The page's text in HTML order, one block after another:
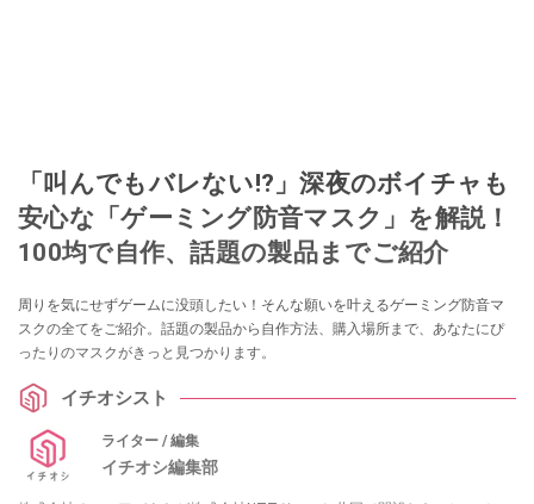
「叫んでもバレない⁉」深夜のボイチャも
安心な「ゲーミング防音マスク」を解説！
100均で自作、話題の製品までご紹介
周りを気にせずゲームに没頭したい！そんな願いを叶えるゲーミング防音マ
スクの全てをご紹介。話題の製品から自作方法、購入場所まで、あなたにぴ
ったりのマスクがきっと見つかります。
イチオシスト
ライター / 編集
イチオシ編集部